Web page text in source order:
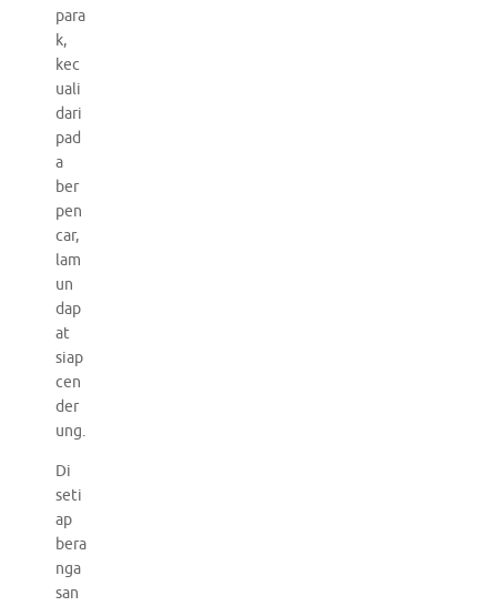
para
k,
kec
uali
dari
pad
a
ber
pen
car,
lam
un
dap
at
siap
cen
der
ung.
Di
seti
ap
bera
nga
san